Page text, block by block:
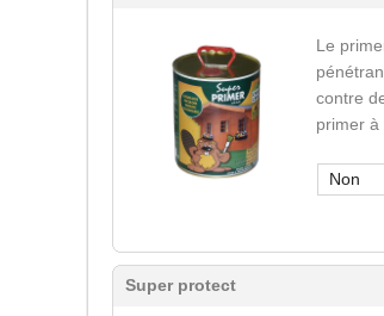
Le
contre
primer à
Non
Super protect